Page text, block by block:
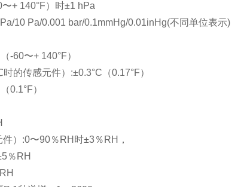
+ 140°F）时±1 hPa
10 Pa/0.001 bar/0.1mmHg/0.01inHg(不同单位表示)
-60〜+ 140°F）
的传感元件）:±0.3°C（0.17°F）
0.1°F）
）:0〜90％RH时±3％RH，
％RH